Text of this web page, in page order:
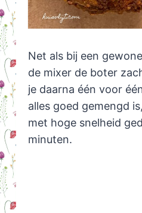
Net als bij een
de mixer de boter
je daarna één voor
alles goed gemengd
met hoge snelheid
minuten.